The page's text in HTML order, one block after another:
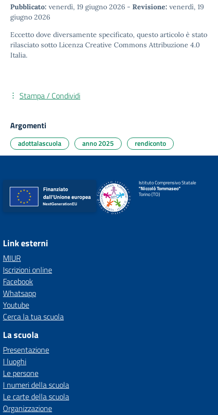
Pubblicato: venerdì, 19 giugno 2026 - Revisione: venerdì, 19
giugno 2026
Eccetto dove diversamente specificato, questo articolo è stato
rilasciato sotto Licenza Creative Commons Attribuzione 4.0
Italia.
Stampa / Condividi
Argomenti
adottalascuola anno 2025 rendiconto
Istituto Comprensivo Statale
"Niccolò Tommaseo"
Torino (TO)
Link esterni
MIUR
Iscrizioni online
Facebook
Whatsapp
Youtube
Cerca la tua scuola
La scuola
Presentazione
I luoghi
Le persone
I numeri della scuola
Le carte della scuola
Organizzazione